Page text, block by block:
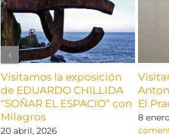
Visitamos la exposición
de EDUARDO CHILLIDA
“SOÑAR EL ESPACIO” con
Milagros
20 abril, 2026
El
8